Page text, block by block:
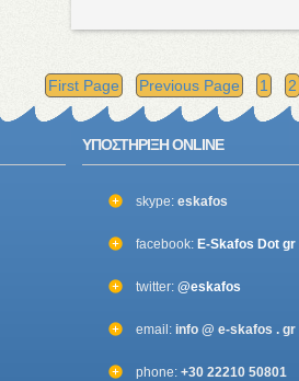
First Page Previous Page 1 2
ΥΠΟΣΤΗΡΙΞΗ ONLINE
skype: eskafos
facebook: E-Skafos Dot gr
twitter: @eskafos
email: info @ e-skafos . gr
phone: +30 22210 50801